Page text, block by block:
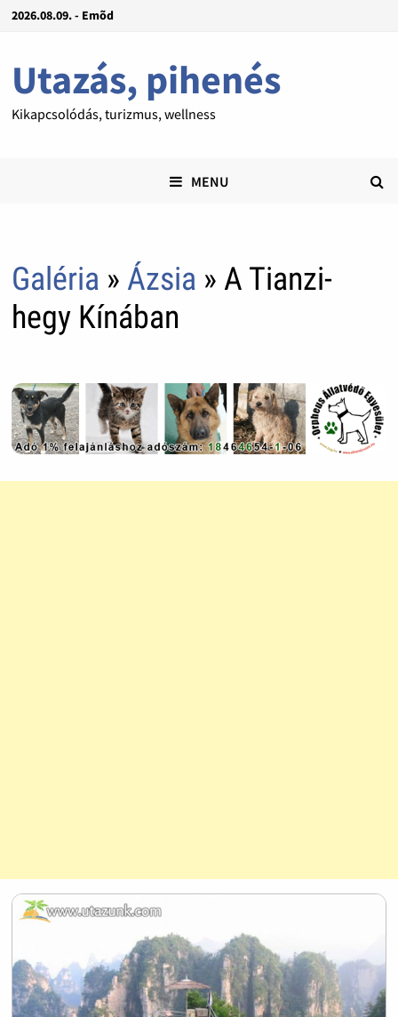
2026.08.09. - Emõd
Utazás, pihenés
Kikapcsolódás, turizmus, wellness
MENU
Galéria » Ázsia » A Tianzi-
hegy Kínában